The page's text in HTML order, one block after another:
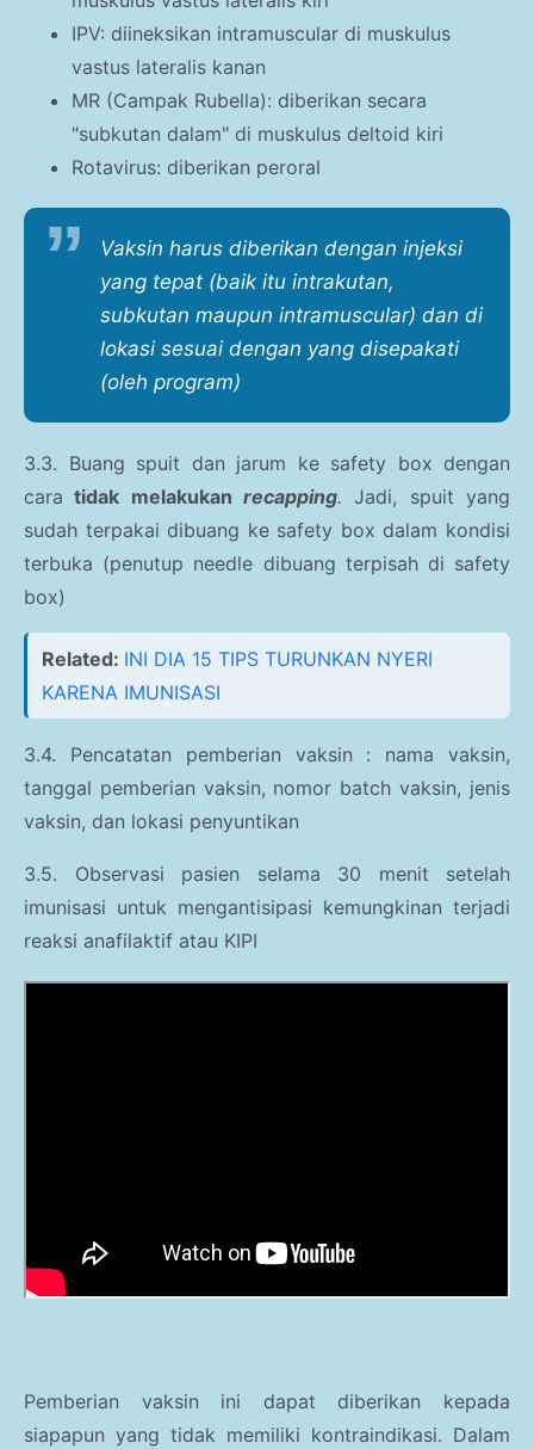
IPV: diineksikan intramuscular di muskulus
vastus lateralis kanan
MR (Campak Rubella): diberikan secara
"subkutan dalam" di muskulus deltoid kiri
Rotavirus: diberikan peroral
Vaksin harus diberikan dengan injeksi
yang tepat (baik itu intrakutan,
subkutan maupun intramuscular) dan di
lokasi sesuai dengan yang disepakati
(oleh program)
3.3. Buang spuit dan jarum ke safety box dengan
cara tidak melakukan recapping.Jadi, spuit yang
sudah terpakai dibuang ke safety box dalam kondisi
terbuka (penutup needle dibuang terpisah di safety
box)
Related: INI DIA 15 TIPS TURUNKAN NYERI
KARENA IMUNISASI
3.4. Pencatatan pemberian vaksin : nama vaksin,
tanggal pemberian vaksin, nomor batch vaksin, jenis
vaksin, dan lokasi penyuntikan
3.5. Observasi pasien selama 30 menit setelah
imunisasi untuk mengantisipasi kemungkinan terjadi
reaksi anafilaktif atau KIPI
Pemberian vaksin ini dapat diberikan kepada
siapapun yang tidak memiliki kontraindikasi. Dalam